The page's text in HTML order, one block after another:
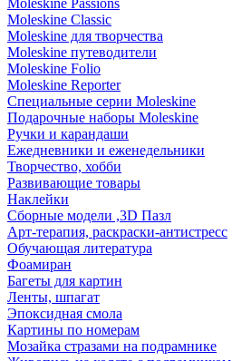
Moleskine Passions
Moleskine Classic
Moleskine для творчества
Moleskine путеводители
Moleskine Folio
Moleskine Reporter
Специальные серии Moleskine
Подарочные наборы Moleskine
Ручки и карандаши
Ежедневники и еженедельники
Творчество, хобби
Развивающие товары
Наклейки
Сборные модели ,3D Пазл
Арт-терапия, раскраски-антистресс
Обучающая литература
Фоамиран
Багеты для картин
Ленты, шпагат
Эпоксидная смола
Картины по номерам
Мозайка стразами на подрамнике